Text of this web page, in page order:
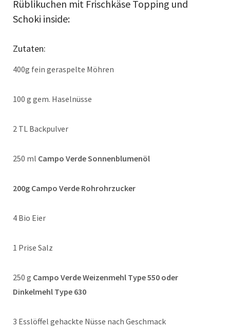
Rüblikuchen mit Frischkäse Topping und
Schoki inside:
Zutaten:
400g fein geraspelte Möhren
100 g gem. Haselnüsse
2 TL Backpulver
250 ml Campo Verde Sonnenblumenöl
200g Campo Verde Rohrohrzucker
4 Bio Eier
1 Prise Salz
250 g Campo Verde Weizenmehl Type 550 oder
Dinkelmehl Type 630
3 Esslöffel gehackte Nüsse nach Geschmack